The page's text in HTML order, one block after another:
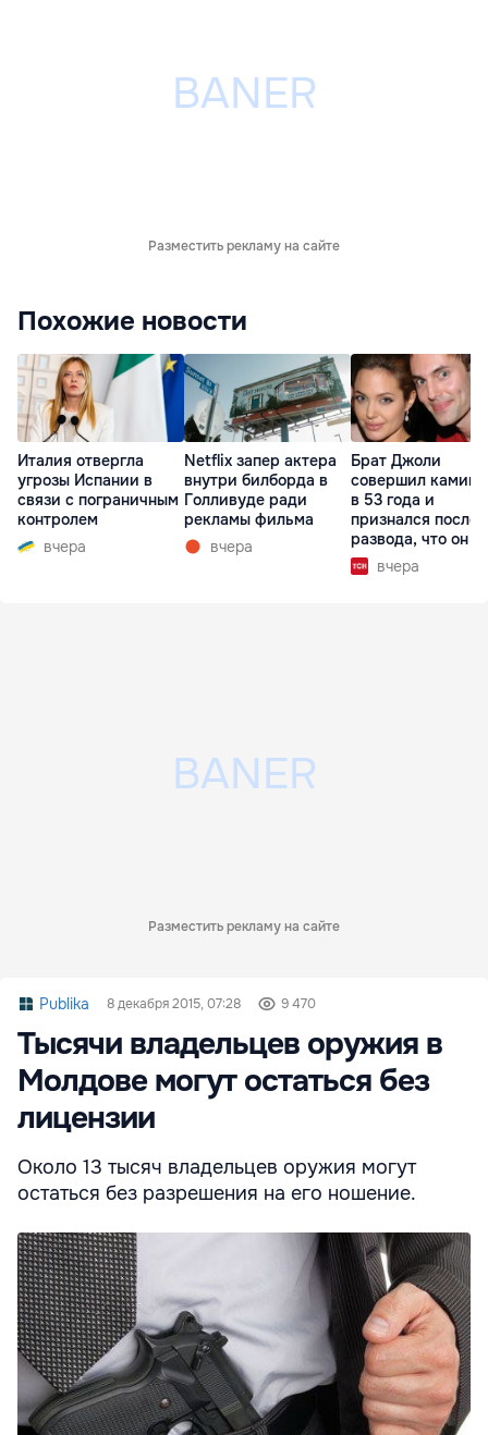
Разместить рекламу на сайте
Похожие новости
Италия отвергла
угрозы Испании в
связи с пограничным
контролем
вчера
Netflix запер актера
внутри билборда в
Голливуде ради
рекламы фильма
вчера
Брат Джоли
совершил
в 53 года и
признался после
развода, что он
вчера
Разместить рекламу на сайте
Publika 8 декабря 2015, 07:28 9 470
Тысячи владельцев оружия в
Молдове могут остаться без
лицензии
Около 13 тысяч владельцев оружия могут
остаться без разрешения на его ношение.